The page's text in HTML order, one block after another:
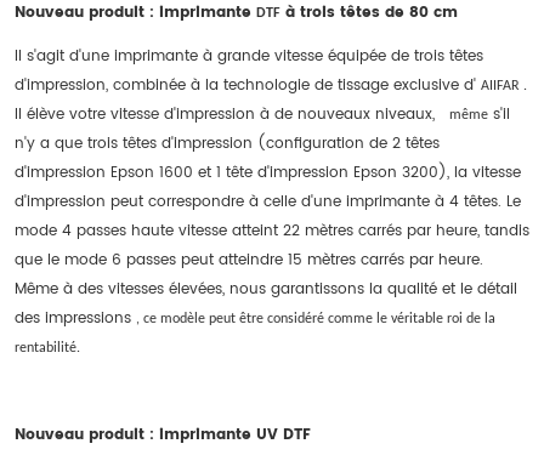
Nouveau produit : imprimante DTF à trois têtes de 80 cm
Il s'agit d'une imprimante à grande vitesse équipée de trois têtes
d'impression, combinée à la technologie de tissage exclusive d' AIIFAR .
Il élève votre vitesse d'impression à de nouveaux niveaux, même s'il
n'y a que trois têtes d'impression (configuration de 2 têtes
d'impression Epson 1600 et 1 tête d'impression Epson 3200), la vitesse
d'impression peut correspondre à celle d'une imprimante à 4 têtes. Le
mode 4 passes haute vitesse atteint 22 mètres carrés par heure, tandis
que le mode 6 passes peut atteindre 15 mètres carrés par heure.
Même à des vitesses élevées, nous garantissons la qualité et le détail
des impressions , ce modèle peut être considéré comme le véritable roi de la
rentabilité.
Nouveau produit : imprimante UV DTF